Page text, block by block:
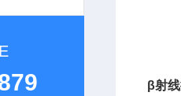
β射